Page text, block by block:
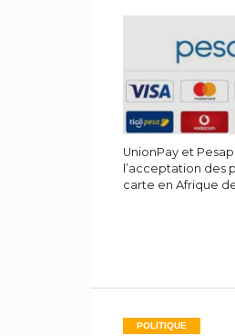
UnionPay et
l’acceptation des
carte en Afrique de
POLITIQUE